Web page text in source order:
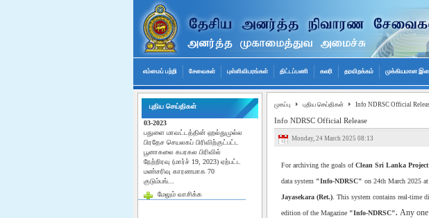
எம்மைப் பற்றி சேவைகள் புள்ளிவிபரங்கள் திட்டப்பணி கலரி தரவிறக்கம் முக்கியமான
முகப்பு புதிய செய்திகள் Info NDRSC Official
Info NDRSC Official Release
Monday, 24 March 2025 08:13
For archiving the goals ofClean Sri Lanka Project
data system "Info-NDRSC" on 24th March 2025
Jayasekara (Ret.) . This system contains real-time
edition of the Magazine "Info-NDRSC". Any one
புதிய செய்திகள்
பூனாகலை கபரகல மண்சரிவு -19-
03-2023
பதுளை மாவட்டத்தின் ஹல்துமுல்ல
பிரதேச செயலகப் பிரிவிற்குட்பட்ட
பூனாகலை கபரகல பிரிவில்
நேற்றிரவு (மார்ச் 19, 2023) ஏற்பட்ட
மண்சரிவு காரணமாக 70
குடும்பங்...
மேலும் வாசிக்க